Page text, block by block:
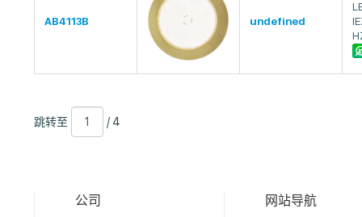
AB4113B undefined
跳
转
跳转至
4
/ 4
公司 网站导航